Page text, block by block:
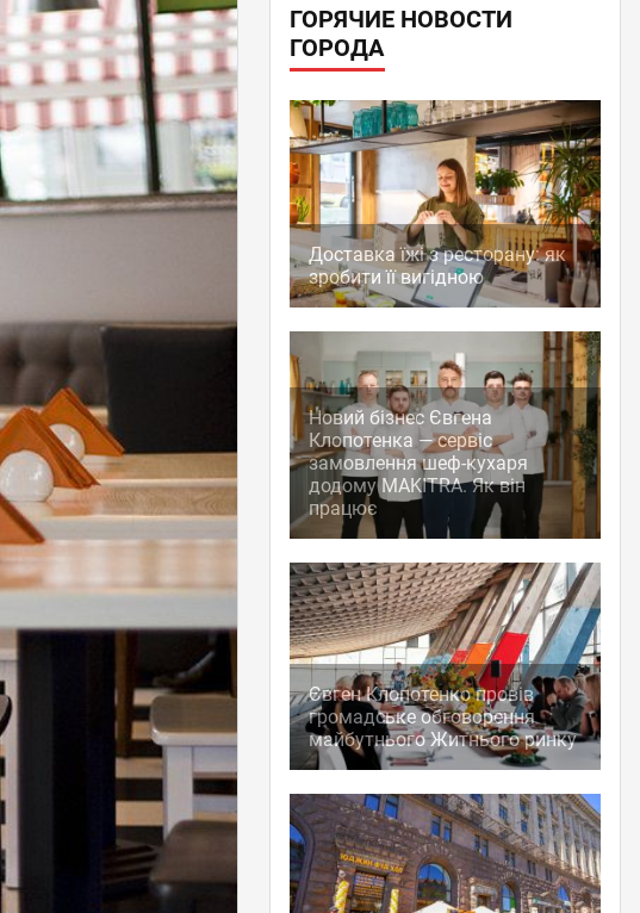
ГОРЯЧИЕ НОВОСТИ
ГОРОДА
Доставка їжі з ресторану: як
зробити її вигідною
Новий бізнес Євгена
Клопотенка — сервіс
замовлення шеф-кухаря
додому MAKITRA. Як він
працює
Євген Клопотенко провів
громадське обговорення
майбутнього Житнього ринку